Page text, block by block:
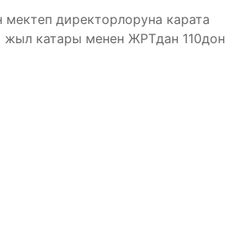
директорлоруна карата
катары менен ЖРТдан 110дон